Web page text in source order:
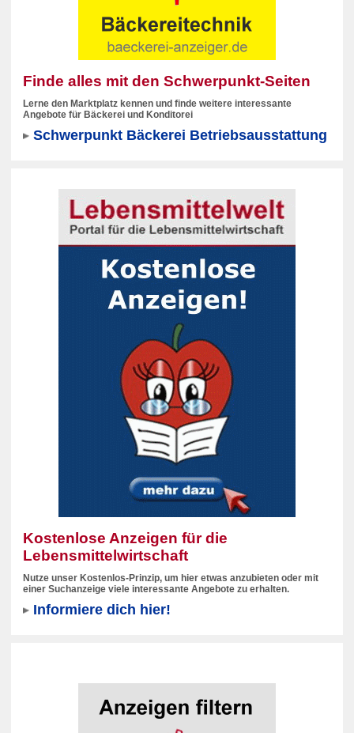
Finde alles mit den Schwerpunkt-Seiten
Lerne den Marktplatz kennen und finde weitere interessante
Angebote für Bäckerei und Konditorei
Schwerpunkt Bäckerei Betriebsausstattung
Kostenlose Anzeigen für die
Lebensmittelwirtschaft
Nutze unser Kostenlos-Prinzip, um hier etwas anzubieten oder mit
einer Suchanzeige viele interessante Angebote zu erhalten.
Informiere dich hier!